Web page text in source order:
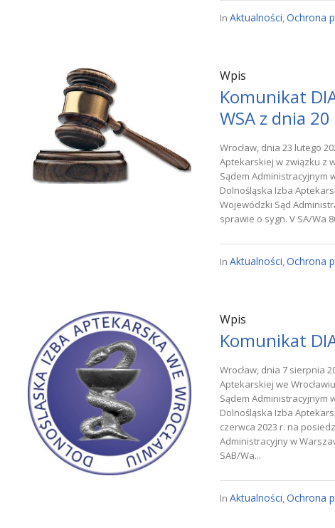
In Aktualności,Ochrona
Wpis
Komunikat
WSA z dnia
Wrocław, dnia 23 lutego
Aptekarskiej w związku z
Sądem Administracyjnym
Dolnośląska Izba
Wojewódzki Sąd
sprawie o sygn. V SA/Wa
In Aktualności,Ochrona
Wpis
Komunikat
Wrocław, dnia 7 sierpnia
Aptekarskiej we
Sądem Administracyjnym
Dolnośląska Izba
czerwca 2023 r. na
Administracyjny w
SAB/Wa...
In Aktualności,Ochrona